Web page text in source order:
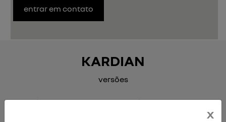
entrar em contato
KARDIAN
versões
x